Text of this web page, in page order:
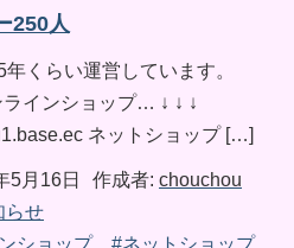
250人
くらい運営しています。
インショップ… ↓ ↓ ↓
ネットショップ […]
5月16日 作成者: chouchou
らせ
ショップ #ネットショップ